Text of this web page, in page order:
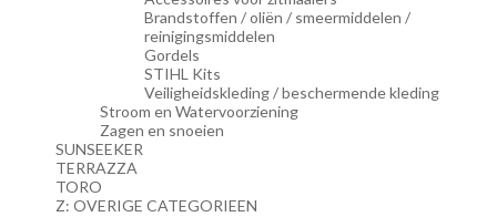
Brandstoffen / oliën / smeermiddelen /
reinigingsmiddelen
Gordels
STIHL Kits
Veiligheidskleding / beschermende kleding
Stroom en Watervoorziening
Zagen en snoeien
SUNSEEKER
TERRAZZA
TORO
Z: OVERIGE CATEGORIEEN